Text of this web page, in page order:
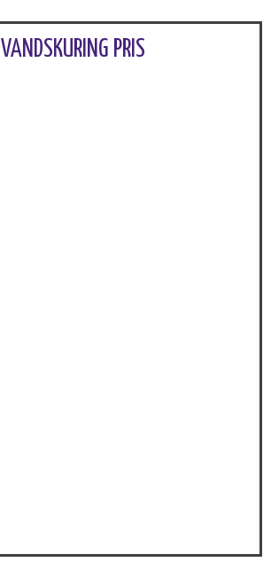
VANDSKURING PRIS